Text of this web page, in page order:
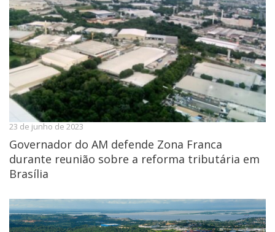
23 de junho de 2023
Governador do AM defende Zona Franca
durante reunião sobre a reforma tributária em
Brasília